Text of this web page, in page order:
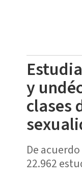
y
clases
De
22.962